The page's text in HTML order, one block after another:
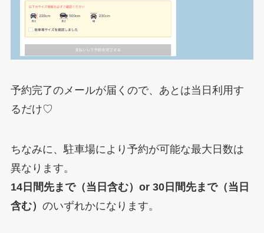
予約完了のメールが届くので、あとは当日利用す
るだけ♡
ちなみに、駐車場により予約が可能な最大日数は
異なります。
14日間先まで（当日含む）or 30日間先まで（当日
含む） のいずれかになります。